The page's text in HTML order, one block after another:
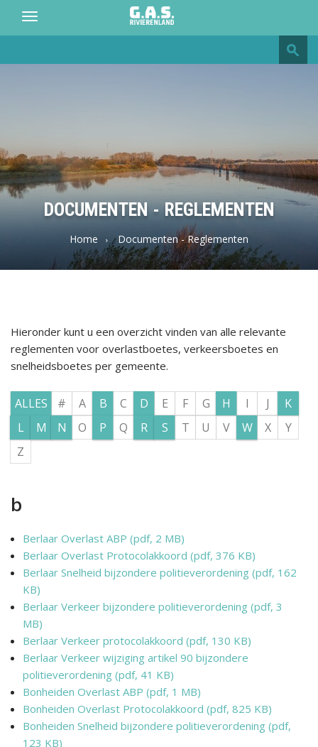
Toggle
navigation
DOCUMENTEN - REGLEMENTEN
Home Documenten - Reglementen
Hieronder kunt u een overzicht vinden van alle relevante
reglementen voor overlastboetes, verkeersboetes en
snelheidsboetes per gemeente.
ALLES # A B C D E F G H I J
K
L
M N O P Q R S T U V W X
Y
Z
b
Berlaar Overlast ABP (pdf, 2 MB)
Berlaar Overlast Protocolakkoord (pdf, 376 KB)
Berlaar Snelheid bijzondere politieverordening (pdf, 162
KB)
Berlaar Verkeer bijzondere politieverordening (pdf, 3
MB)
Berlaar Verkeer protocolakkoord (pdf, 130 KB)
Berlaar Verkeer wijziging artikel 90 bijzondere
politieverordening (pdf, 41 KB)
Bonheiden Overlast ABP (pdf, 1 MB)
Bonheiden Overlast Protocolakkoord (pdf, 825 KB)
Bonheiden Snelheid bijzondere politieverordening (pdf,
123 KB)